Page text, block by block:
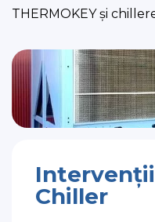
THERMOKEY și
Chiller